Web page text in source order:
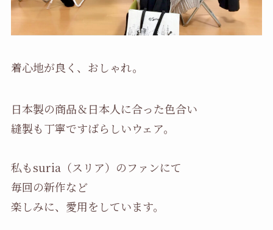
着心地が良く、おしゃれ。
日本製の商品＆日本人に合った色合い
縫製も丁寧ですばらしいウェア。
私もsuria（スリア）のファンにて
毎回の新作など
楽しみに、愛用をしています。